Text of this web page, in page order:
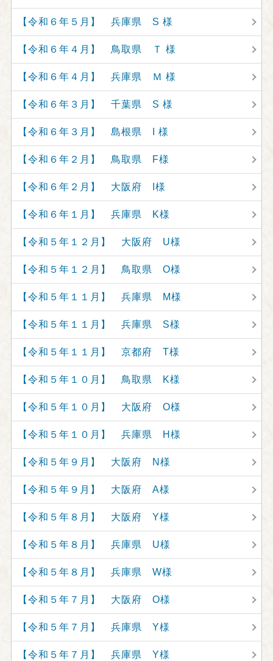
【令和６年５月】 兵庫県 S 様
【令和６年４月】 鳥取県 Ｔ 様
【令和６年４月】 兵庫県 Ｍ 様
【令和６年３月】 千葉県 S 様
【令和６年３月】 島根県 I 様
【令和６年２月】 鳥取県 F様
【令和６年２月】 大阪府 I様
【令和６年１月】 兵庫県 K様
【令和５年１２月】 大阪府 U様
【令和５年１２月】 鳥取県 O様
【令和５年１１月】 兵庫県 M様
【令和５年１１月】 兵庫県 S様
【令和５年１１月】 京都府 T様
【令和５年１０月】 鳥取県 K様
【令和５年１０月】 大阪府 O様
【令和５年１０月】 兵庫県 H様
【令和５年９月】 大阪府 N様
【令和５年９月】 大阪府 A様
【令和５年８月】 大阪府 Y様
【令和５年８月】 兵庫県 U様
【令和５年８月】 兵庫県 W様
【令和５年７月】 大阪府 O様
【令和５年７月】 兵庫県 Y様
【令和５年７月】 兵庫県 Y様